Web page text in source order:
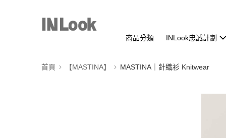
商品分類 INLook忠誠計劃
首頁 【MASTINA】 MASTINA｜針織衫 Knitwear